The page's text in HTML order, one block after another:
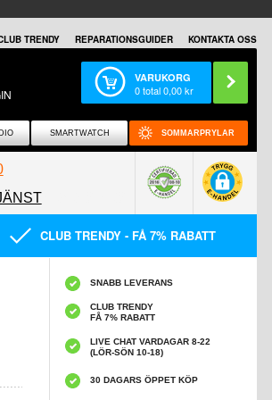
TRENDY REPARATIONSGUIDER KONTAKTA OSS
VARUKORG
0total0,00kr
SMARTWATCH SOMMARPRYLAR
CLUB TRENDY - FÅ 7% RABATT
SNABB LEVERANS
CLUB TRENDY
FÅ 7% RABATT
LIVE CHAT VARDAGAR 8-22
(LÖR-SÖN 10-18)
30 DAGARS ÖPPET KÖP